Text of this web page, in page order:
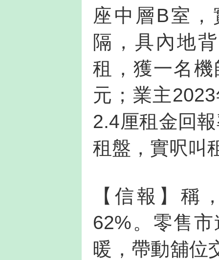
座中層B室
隔，具內地
租，獲一名
元；業主
2.4厘租金回
租盤，實呎叫
【信報】稱
62%。零售
暖，帶動舖位